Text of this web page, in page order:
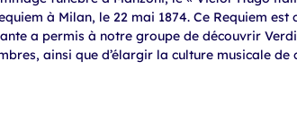
à Milan, le 22 mai 1874. Ce Requiem est
a permis à notre groupe de découvrir
ainsi que d’élargir la culture musicale de